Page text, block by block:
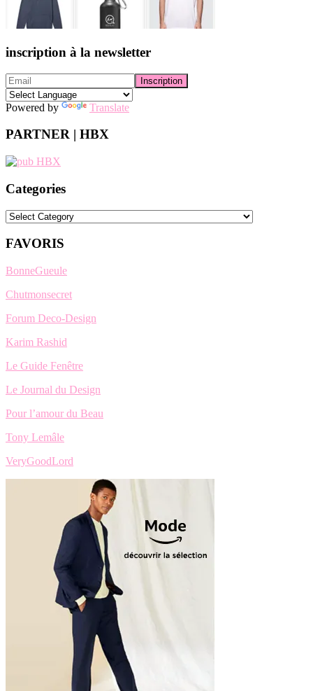
inscription à la newsletter
Powered by Translate
PARTNER | HBX
Categories
Categories
FAVORIS
BonneGueule
Chutmonsecret
Forum Deco-Design
Karim Rashid
Le Guide Fenêtre
Le Journal du Design
Pour l’amour du Beau
Tony Lemâle
VeryGoodLord